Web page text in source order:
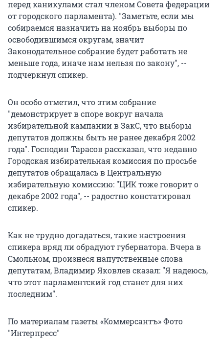
перед каникулами стал членом Совета федерации
от городского парламента). "Заметьте, если мы
собираемся назначить на ноябрь выборы по
освободившимся округам, значит
Законодательное собрание будет работать не
меньше года, иначе нам нельзя по закону", --
подчеркнул спикер.
Он особо отметил, что этим собрание
"демонстрирует в споре вокруг начала
избирательной кампании в ЗакС, что выборы
депутатов должны быть не ранее декабря 2002
года". Господин Тарасов рассказал, что недавно
Городская избирательная комиссия по просьбе
депутатов обращалась в Центральную
избирательную комиссию: "ЦИК тоже говорит о
декабре 2002 года", -- радостно констатировал
спикер.
Как не трудно догадаться, такие настроения
спикера вряд ли обрадуют губернатора. Вчера в
Смольном, произнеся напутственные слова
депутатам, Владимир Яковлев сказал: "Я надеюсь,
что этот парламентский год станет для них
последним".
По материалам газеты «Коммерсантъ» Фото
"Интерпресс"